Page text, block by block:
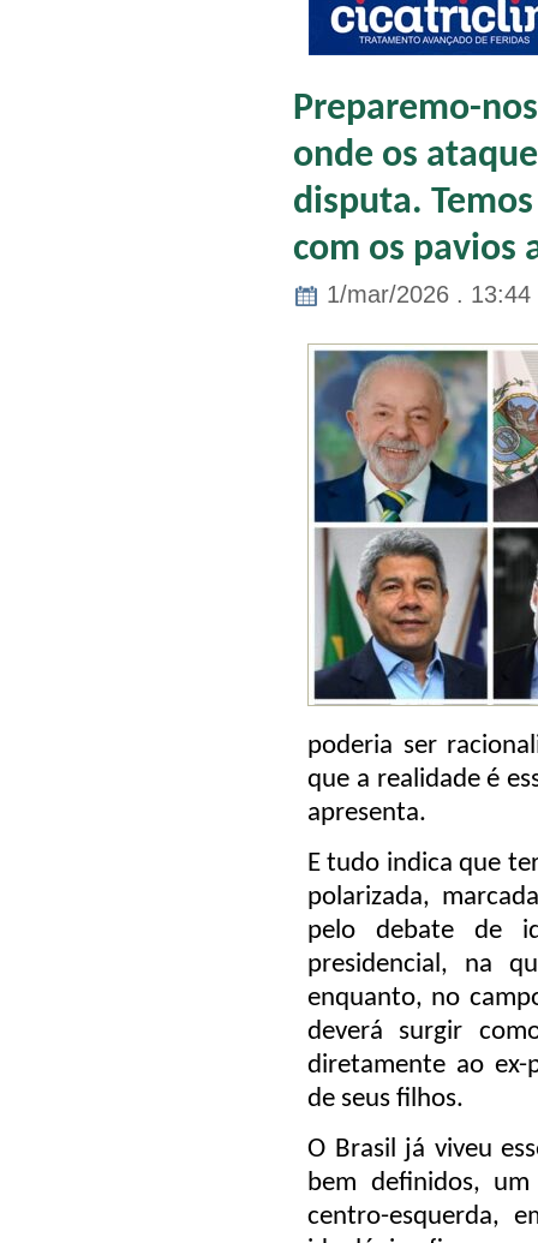
Preparemo-
onde os
disputa.
com os pavios
1/mar/2026 . 13:44
poderia ser
que a realidade é
apresenta.
E tudo indica que
polarizada,
pelo debate de
presidencial, na
enquanto, no
deverá surgir
diretamente ao ex-
de seus filhos.
O Brasil já viveu
bem definidos,
centro-esquerda,